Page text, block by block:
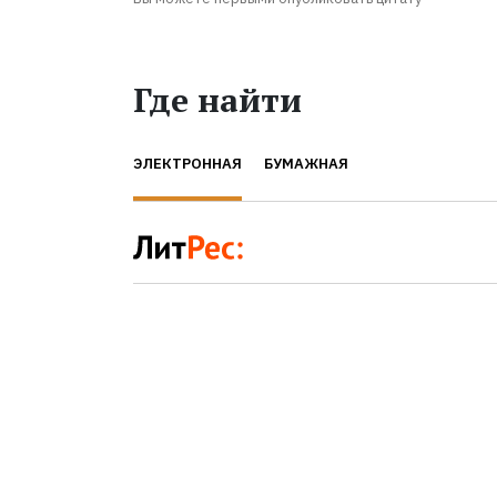
Где найти
ЭЛЕКТРОННАЯ БУМАЖНАЯ